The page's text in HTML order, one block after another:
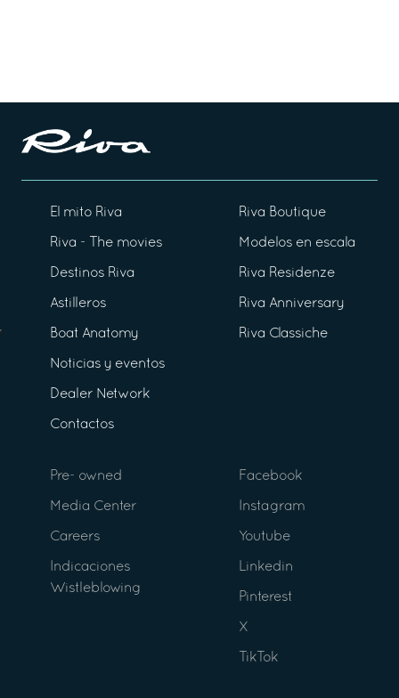
El mito Riva
Riva - The movies
Destinos Riva
Astilleros
Boat Anatomy
Noticias y eventos
Dealer Network
Contactos
Riva Boutique
Modelos en escala
Riva Residenze
Riva Anniversary
Riva Classiche
Pre- owned
Media Center
Careers
Indicaciones
Wistleblowing
Facebook
Instagram
Youtube
Linkedin
Pinterest
X
TikTok